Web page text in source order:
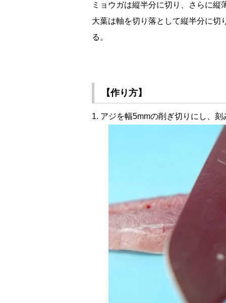
ミョウガは縦半分に切り、さらに
大葉は軸を切り落として縦半分に切
る。
【作り方】
1. アジを幅5mmの削ぎ切りにし、